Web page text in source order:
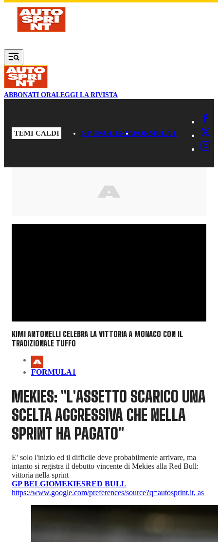
Vai al contenuto principale
ABBONATI ORALEGGI LA RIVISTA
TEMI CALDI GP UNGHERIAFORMULA 1
KIMI ANTONELLI CELEBRA LA VITTORIA A MONACO CON IL
TRADIZIONALE TUFFO
FORMULA1
MEKIES: "L'ASSETTO SCARICO UNA
SCELTA AGGRESSIVA CHE NELLA
SPRINT HA PAGATO"
E' solo l'inizio ed il difficile deve probabilmente arrivare, ma
intanto si registra il debutto vincente di Mekies alla Red Bull:
vittoria nella sprint
GP BELGIOMEKIESRED BULL
https://www.google.com/preferences/source?q=autosprint.it, as